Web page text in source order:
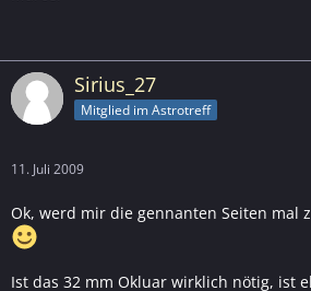
Sirius_27
Mitglied im Astrotreff
11. Juli 2009
Ok, werd mir die gennanten Seiten mal
Ist das 32 mm Okluar wirklich nötig, ist